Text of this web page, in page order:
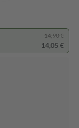
14,90 €
14,05 €